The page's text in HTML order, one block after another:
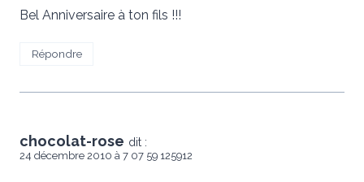
Bel Anniversaire à ton fils !!!
Répondre
chocolat-rose dit :
24 décembre 2010 à 7 07 59 125912